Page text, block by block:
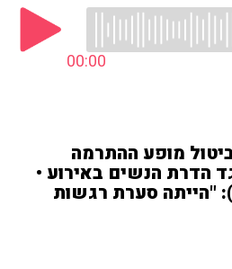
00:00
מופע ההתרמה
הדרת הנשים באירוע •
"הייתה סערת רגשות